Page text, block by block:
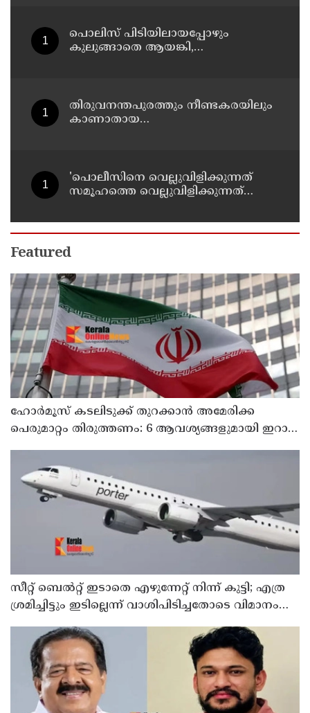
പൊലിസ് പിടിയിലായപ്പോഴും
കുലുങ്ങാതെ ആയങ്കി,
തിരുവനന്തപുരത്തും നീണ്ടകരയിലും
കാണാതായ
'പൊലീസിനെ വെല്ലുവിളിക്കുന്നത്
സമൂഹത്തെ വെല്ലുവിളിക്കുന്നത്
ശിക്ഷ നല്‍കും':എഡിജിപി
Featured
ഹോര്‍മൂസ് കടലിടുക്ക് തുറക്കാന്‍ അമേരിക്ക
പെരുമാറ്റം തിരുത്തണം: 6 ആവശ്യങ്ങളുമായി ഇറാന്‍
സീറ്റ് ബെല്‍റ്റ് ഇടാതെ എഴുന്നേറ്റ് നിന്ന് കുട്ടി; എത്ര
ശ്രമിച്ചിട്ടും ഇടില്ലെന്ന് വാശിപിടിച്ചതോടെ വിമാനം